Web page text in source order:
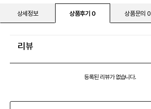
상세정보 상품후기 0 상품문의 0
리뷰
등록된 리뷰가 없습니다.